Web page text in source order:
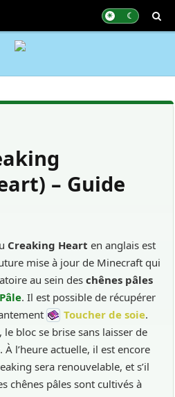
– Guide
Creaking Heart en anglais est
mise à jour de Minecraft qui
au sein des chênes pâles
. Il est possible de récupérer
Toucher de soie.
, le bloc se brise sans laisser de
l’heure actuelle, il est encore
sera renouvelable, et s’il
chênes pâles sont cultivés à